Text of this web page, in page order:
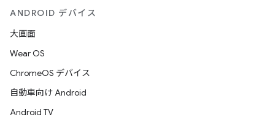
ANDROID デバイス
大画面
Wear OS
ChromeOS デバイス
自動車向け Android
Android TV